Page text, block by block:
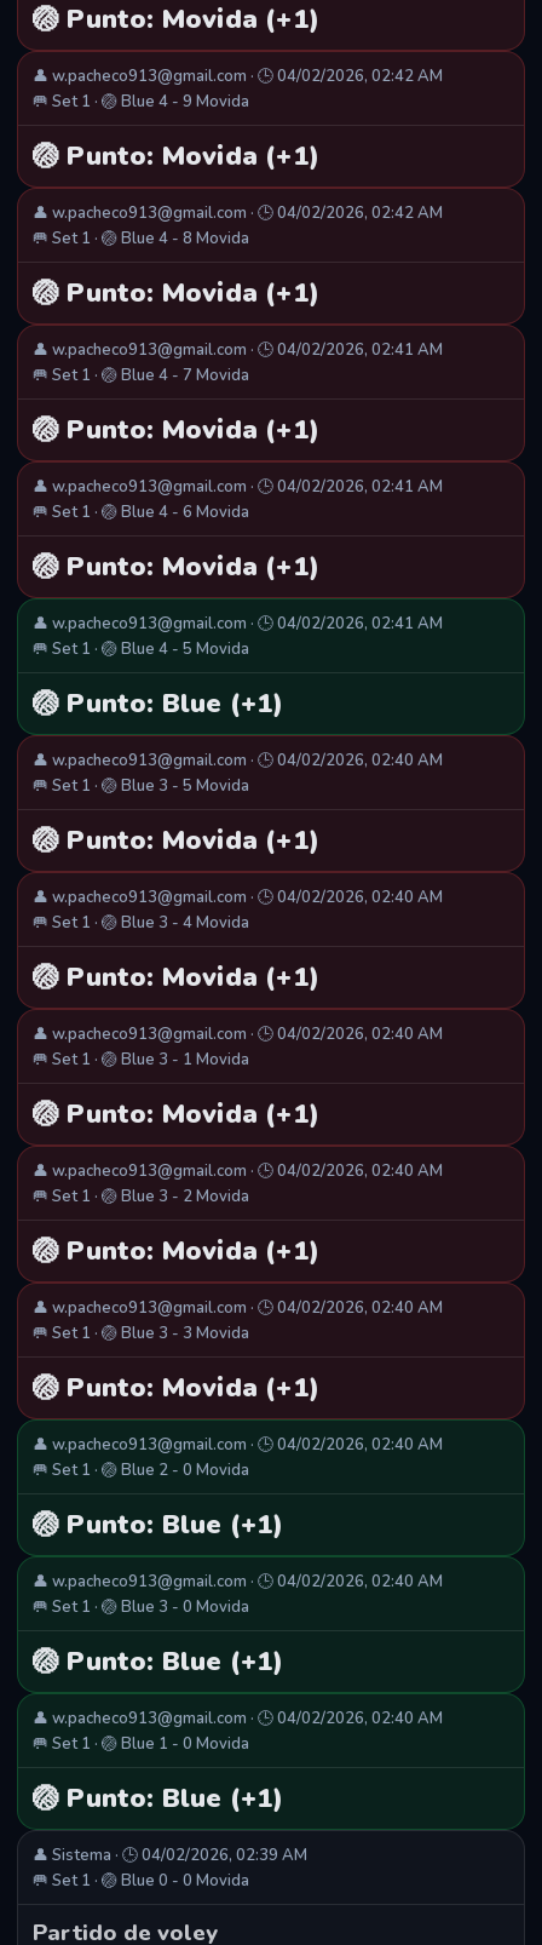
🏐 Punto: Movida (+1)
👤 w.pacheco913@gmail.com · 🕒 04/02/2026, 02:42 AM
🥅 Set 1 · 🏐 Blue 4 - 9 Movida
🏐 Punto: Movida (+1)
👤 w.pacheco913@gmail.com · 🕒 04/02/2026, 02:42 AM
🥅 Set 1 · 🏐 Blue 4 - 8 Movida
🏐 Punto: Movida (+1)
👤 w.pacheco913@gmail.com · 🕒 04/02/2026, 02:41 AM
🥅 Set 1 · 🏐 Blue 4 - 7 Movida
🏐 Punto: Movida (+1)
👤 w.pacheco913@gmail.com · 🕒 04/02/2026, 02:41 AM
🥅 Set 1 · 🏐 Blue 4 - 6 Movida
🏐 Punto: Movida (+1)
👤 w.pacheco913@gmail.com · 🕒 04/02/2026, 02:41 AM
🥅 Set 1 · 🏐 Blue 4 - 5 Movida
🏐 Punto: Blue (+1)
👤 w.pacheco913@gmail.com · 🕒 04/02/2026, 02:40 AM
🥅 Set 1 · 🏐 Blue 3 - 5 Movida
🏐 Punto: Movida (+1)
👤 w.pacheco913@gmail.com · 🕒 04/02/2026, 02:40 AM
🥅 Set 1 · 🏐 Blue 3 - 4 Movida
🏐 Punto: Movida (+1)
👤 w.pacheco913@gmail.com · 🕒 04/02/2026, 02:40 AM
🥅 Set 1 · 🏐 Blue 3 - 1 Movida
🏐 Punto: Movida (+1)
👤 w.pacheco913@gmail.com · 🕒 04/02/2026, 02:40 AM
🥅 Set 1 · 🏐 Blue 3 - 2 Movida
🏐 Punto: Movida (+1)
👤 w.pacheco913@gmail.com · 🕒 04/02/2026, 02:40 AM
🥅 Set 1 · 🏐 Blue 3 - 3 Movida
🏐 Punto: Movida (+1)
👤 w.pacheco913@gmail.com · 🕒 04/02/2026, 02:40 AM
🥅 Set 1 · 🏐 Blue 2 - 0 Movida
🏐 Punto: Blue (+1)
👤 w.pacheco913@gmail.com · 🕒 04/02/2026, 02:40 AM
🥅 Set 1 · 🏐 Blue 3 - 0 Movida
🏐 Punto: Blue (+1)
👤 w.pacheco913@gmail.com · 🕒 04/02/2026, 02:40 AM
🥅 Set 1 · 🏐 Blue 1 - 0 Movida
🏐 Punto: Blue (+1)
👤 Sistema · 🕒 04/02/2026, 02:39 AM
🥅 Set 1 · 🏐 Blue 0 - 0 Movida
Partido de voley